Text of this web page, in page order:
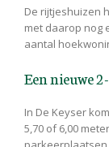
De rijtjeshuizen
met daarop nog
aantal
Een nieuwe
In De Keyser
5,70 of 6,00